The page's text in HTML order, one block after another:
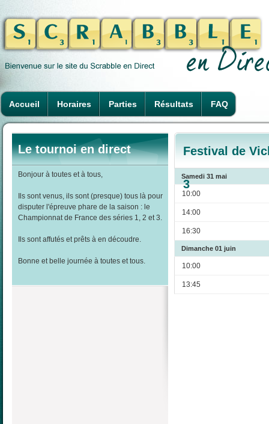
Accueil Horaires Parties Résultats FAQ
Le tournoi en direct
Bonjour à toutes et à tous,
Ils sont venus, ils sont (presque) tous là pour
disputer l'épreuve phare de la saison : le
Championnat de France des séries 1, 2 et 3.
Ils sont affutés et prêts à en découdre.
Bonne et belle journée à toutes et tous.
Festival de
3
Samedi 31 mai
10:00
14:00
16:30
Dimanche 01 juin
10:00
13:45